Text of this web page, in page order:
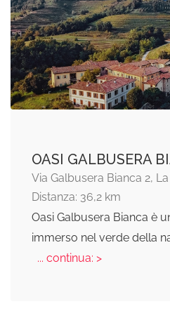
OASI GALBUSERA
Via Galbusera Bianca 2,
Distanza: 36,2 km
Oasi Galbusera Bianca è
immerso nel verde della
... continua: >